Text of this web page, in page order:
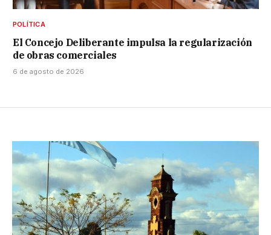
POLÍTICA
El Concejo Deliberante impulsa la regularización
de obras comerciales
6 de agosto de 2026